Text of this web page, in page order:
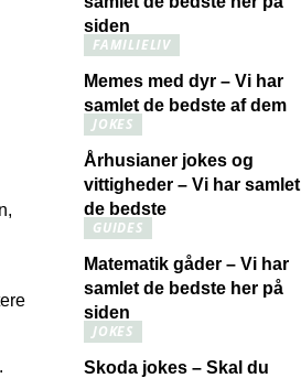
siden
FAMILIELIV
Memes med dyr – Vi har
samlet de bedste af dem
JOKES
Århusianer jokes og
vittigheder – Vi har samlet
de bedste
GUIDES
Matematik gåder – Vi har
samlet de bedste her på
siden
JOKES
Skoda jokes – Skal du